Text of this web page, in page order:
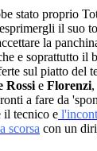
stato proprio
il suo
la
e soprattutto il
sul piatto del
Rossi e Florenzi
a fare da
il tecnico e
scorsa con un